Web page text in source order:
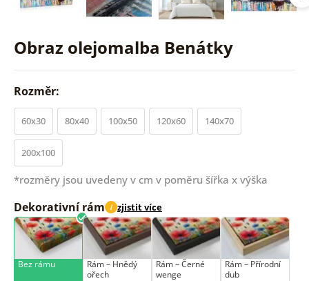
Obraz olejomalba Benátky
Rozměr:
60x30 80x40 100x50 120x60 140x70
200x100
*rozměry jsou uvedeny v cm v poměru šířka x výška
Dekorativní rám i zjistit více
Bez rámu
Rám –⁠⁠⁠⁠⁠⁠ Hnědý
ořech
Rám –⁠⁠⁠⁠⁠⁠ Černé
wenge
Rám –⁠⁠⁠⁠⁠⁠ Přírodní
dub